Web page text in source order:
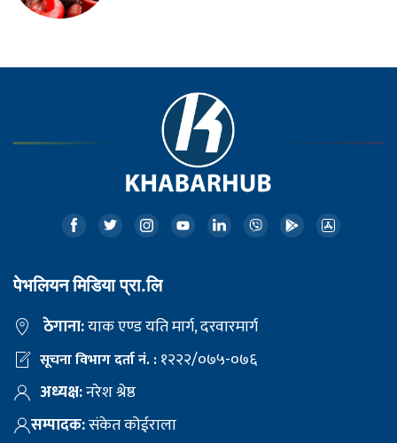
पेभलियन मिडिया प्रा.लि
ठेगाना:याक एण्ड यति मार्ग, दरवारमार्ग
सूचना विभाग दर्ता नं. :१२२२/०७५-०७६
अध्यक्ष:नरेश श्रेष्ठ
सम्पादक:संकेत कोईराला